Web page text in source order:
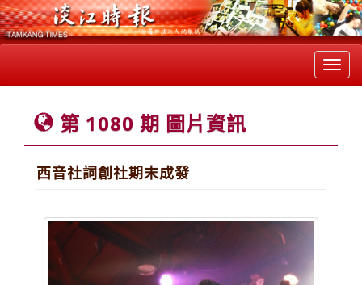
第 1080 期 圖片資訊
西音社詞創社期末成發